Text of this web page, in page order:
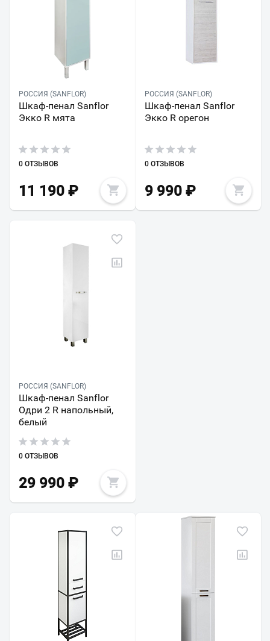
РОССИЯ (SANFLOR)
Шкаф-пенал Sanflor
Экко R мята
0 ОТЗЫВОВ
11 190 ₽
РОССИЯ (SANFLOR)
Шкаф-пенал Sanflor
Экко R орегон
0 ОТЗЫВОВ
9 990₽
РОССИЯ (SANFLOR)
Шкаф-пенал Sanflor
Одри 2 R напольный,
белый
0 ОТЗЫВОВ
29 990 ₽